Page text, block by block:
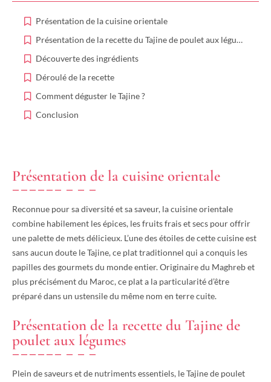
Présentation de la cuisine orientale
Présentation de la recette du Tajine de poulet aux légumes
Découverte des ingrédients
Déroulé de la recette
Comment déguster le Tajine ?
Conclusion
Présentation de la cuisine orientale
Reconnue pour sa diversité et sa saveur, la cuisine orientale
combine habilement les épices, les fruits frais et secs pour offrir
une palette de mets délicieux. L’une des étoiles de cette cuisine est
sans aucun doute le Tajine, ce plat traditionnel qui a conquis les
papilles des gourmets du monde entier. Originaire du Maghreb et
plus précisément du Maroc, ce plat a la particularité d’être
préparé dans un ustensile du même nom en terre cuite.
Présentation de la recette du Tajine de
poulet aux légumes
Plein de saveurs et de nutriments essentiels, le Tajine de poulet